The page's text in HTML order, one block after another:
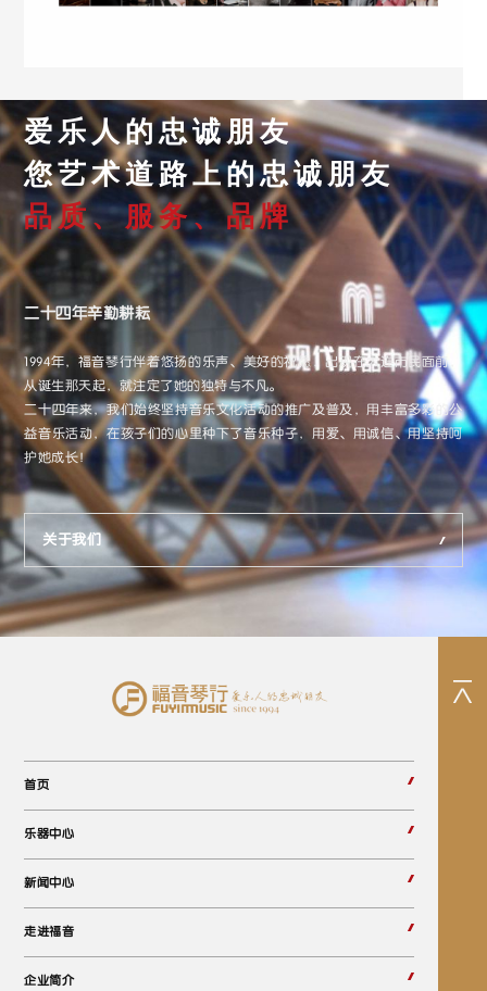
爱乐人的忠诚朋友
您艺术道路上的忠诚朋友
品质、服务、品牌
二十四年辛勤耕耘
1994年，福音琴行伴着悠扬的乐声、美好的祝愿，出现在大连市民面前，
从诞生那天起，就注定了她的独特与不凡。
二十四年来，我们始终坚持音乐文化活动的推广及普及，用丰富多彩的公
益音乐活动，在孩子们的心里种下了音乐种子，用爱、用诚信、用坚持呵
护她成长！
关于我们
首页
乐器中心
新闻中心
走进福音
企业简介